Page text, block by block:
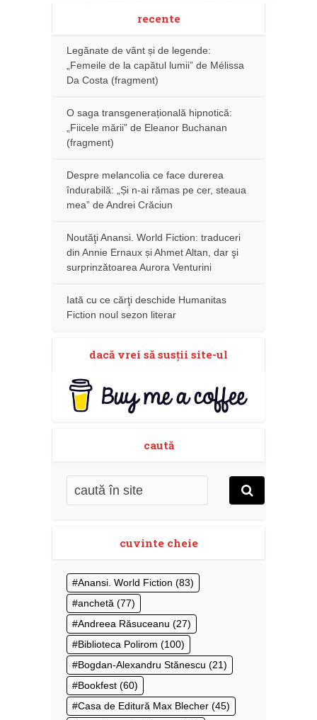
recente
Legănate de vânt și de legende:
„Femeile de la capătul lumii” de Mélissa
Da Costa (fragment)
O saga transgenerațională hipnotică:
„Fiicele mării” de Eleanor Buchanan
(fragment)
Despre melancolia ce face durerea
îndurabilă: „Și n-ai rămas pe cer, steaua
mea” de Andrei Crăciun
Noutăţi Anansi. World Fiction: traduceri
din Annie Ernaux și Ahmet Altan, dar şi
surprinzătoarea Aurora Venturini
Iată cu ce cărţi deschide Humanitas
Fiction noul sezon literar
dacă vrei să susţii site-ul
caută
cuvinte cheie
Anansi. World Fiction (83)
anchetă (77)
Andreea Răsuceanu (27)
Biblioteca Polirom (100)
Bogdan-Alexandru Stănescu (21)
Bookfest (60)
Casa de Editură Max Blecher (45)